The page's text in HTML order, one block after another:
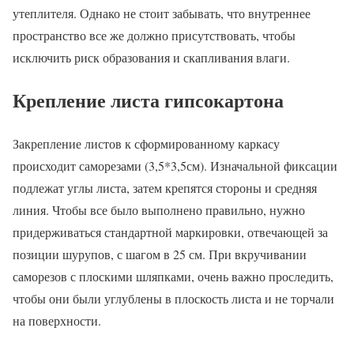
утеплителя. Однако не стоит забывать, что внутреннее
пространство все же должно присутствовать, чтобы
исключить риск образования и скапливания влаги.
Крепление листа гипсокартона
Закрепление листов к сформированному каркасу
происходит саморезами (3,5*3,5см). Изначальной фиксации
подлежат углы листа, затем крепятся стороны и средняя
линия. Чтобы все было выполнено правильно, нужно
придерживаться стандартной маркировки, отвечающей за
позиции шурупов, с шагом в 25 см. При вкручивании
саморезов с плоскими шляпками, очень важно проследить,
чтобы они были углублены в плоскость листа и не торчали
на поверхности.